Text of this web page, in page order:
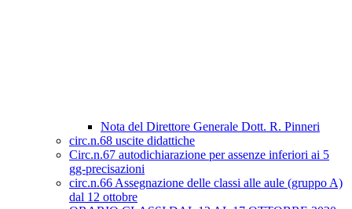
Nota del Direttore Generale Dott. R. Pinneri
circ.n.68 uscite didattiche
Circ.n.67 autodichiarazione per assenze inferiori ai 5
gg-precisazioni
circ.n.66 Assegnazione delle classi alle aule (gruppo A)
dal 12 ottobre